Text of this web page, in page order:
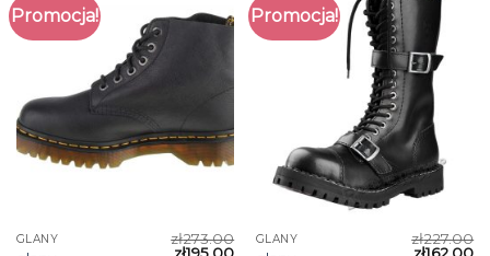
Promocja!
GLANY zł273.00
zł195.00
Promocja!
GLANY zł227.00
zł162.00